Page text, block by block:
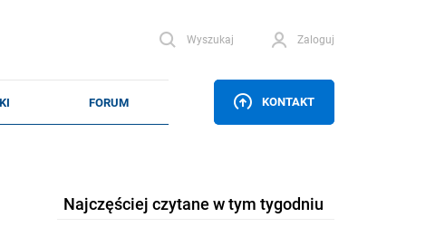
Wyszukaj Zaloguj
KONTAKT
Najczęściej czytane w tym tygodniu